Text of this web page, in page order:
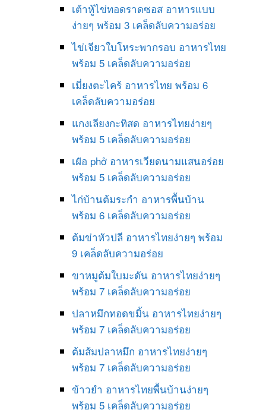
เต้าหู้ไข่ทอดราดซอส อาหารแบบ
ง่ายๆ พร้อม 3 เคล็ดลับความอร่อย
ไข่เจียวใบโหระพากรอบ อาหารไทย
พร้อม 5 เคล็ดลับความอร่อย
เมี่ยงตะไคร้ อาหารไทย พร้อม 6
เคล็ดลับความอร่อย
แกงเลียงกะทิสด อาหารไทยง่ายๆ
พร้อม 5 เคล็ดลับความอร่อย
เฝ๋อ phở อาหารเวียดนามแสนอร่อย
พร้อม 5 เคล็ดลับความอร่อย
ไก่บ้านต้มระกำ อาหารพื้นบ้าน
พร้อม 6 เคล็ดลับความอร่อย
ต้มข่าหัวปลี อาหารไทยง่ายๆ พร้อม
9 เคล็ดลับความอร่อย
ขาหมูต้มใบมะดัน อาหารไทยง่ายๆ
พร้อม 7 เคล็ดลับความอร่อย
ปลาหมึกทอดขมิ้น อาหารไทยง่ายๆ
พร้อม 7 เคล็ดลับความอร่อย
ต้มส้มปลาหมึก อาหารไทยง่ายๆ
พร้อม 7 เคล็ดลับความอร่อย
ข้าวยำ อาหารไทยพื้นบ้านง่ายๆ
พร้อม 5 เคล็ดลับความอร่อย